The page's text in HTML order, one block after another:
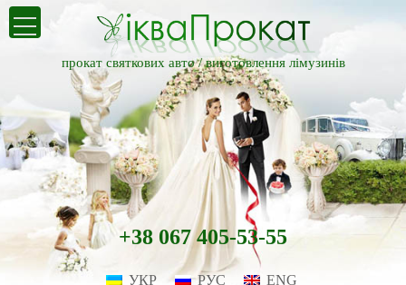
прокат святкових авто /виготовлення лімузинів
+38 067 405-53-55
УКР РУС ENG